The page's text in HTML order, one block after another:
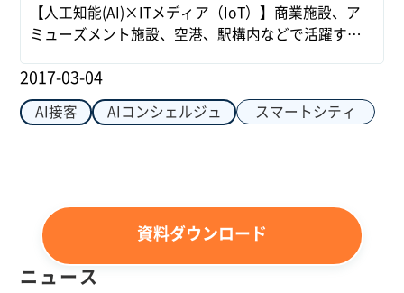
【人工知能(AI)×ITメディア（IoT）】商業施設、ア
ミューズメント施設、空港、駅構内などで活躍する
2017-03-04
AI接客 AIコンシェルジュ スマートシティ
資料ダウンロード
ニュース